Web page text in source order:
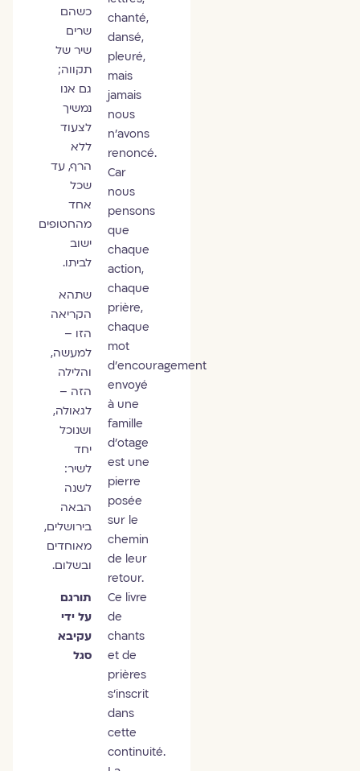
chanté,
dansé,
pleuré,
mais
jamais
nous
n’avons
renoncé.
Car
nous
pensons
que
chaque
action,
chaque
prière,
chaque
mot
d’encouragement
envoyé
à une
famille
d’otage
est une
pierre
posée
sur le
chemin
de leur
retour.
Ce livre
de
chants
et de
prières
s’inscrit
dans
cette
continuité.
כשהם
שרים
שיר של
תקווה;
גם אנו
נמשיך
לצעוד
ללא
הרף, עד
שכל
אחד
מהחטופים
ישוב
לביתו.
שתהא
הקריאה
הזו –
למעשה,
והלילה
הזה –
לגאולה,
ושנוכל
יחד
לשיר:
לשנה
הבאה
בירושלים,
מאוחדים
ובשלום.
תורגם
על ידי
עקיבא
סגל